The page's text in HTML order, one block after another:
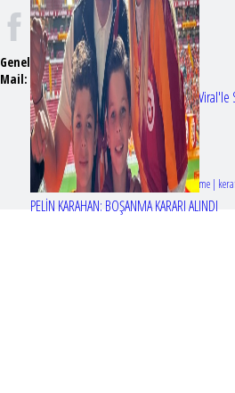
Erol Köse'nin mektupları ilk kez Nur Viral'le
PELİN KARAHAN: BOŞANMA KARARI ALINDI
Genel Yayın Yönetmeni:Seyhan Erdağ
Mail:
emizmagazin@gmail.com
Tasarım & Geliştirme |